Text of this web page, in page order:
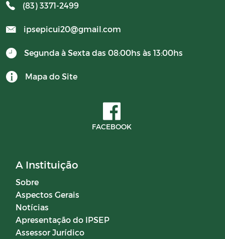
(83) 3371-2499
ipsepicui20@gmail.com
Segunda à Sexta das 08:00hs às 13:00hs
Mapa do Site
FACEBOOK
A Instituição
Sobre
Aspectos Gerais
Notícias
Apresentação do IPSEP
Assessor Jurídico